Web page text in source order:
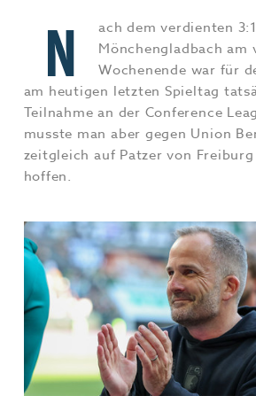
N
ach dem verdienten
Mönchengladbach am
Wochenende war für
am heutigen letzten Spieltag
Teilnahme an der Conference
musste man aber gegen Union
zeitgleich auf Patzer von
hoffen.